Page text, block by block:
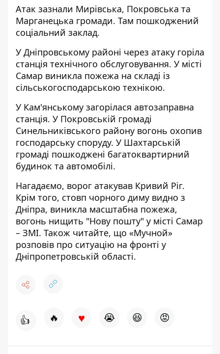
Атак зазнали Мирівська, Покровська та
Марганецька громади. Там пошкоджений
соціальний заклад.
У Дніпровському районі через атаку горіла
станція технічного обслуговування. У місті
Самар виникла пожежа на складі із
сільськогосподарською технікою.
У Кам'янському загорілася автозаправна
станція. У Покровській громаді
Синельниківського району вогонь охопив
господарську споруду. У Шахтарській
громаді пошкоджені багатоквартирний
будинок та автомобілі.
Нагадаємо, ворог атакував Кривий Ріг.
Крім того, стовп чорного диму видно з
Дніпра, виникла масштабна пожежа,
вогонь нищить "Нову пошту" у місті Самар
– ЗМІ. Також читайте, що «Мучной»
розповів про ситуацію на фронті у
Дніпропетровській області.
👍 🔥 ♥ 😭 😆 😡